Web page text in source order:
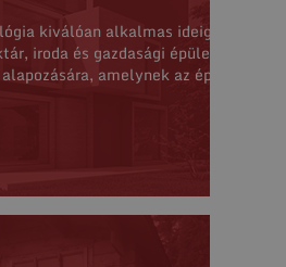
kiválóan alkalmas ideiglenes
iroda és gazdasági épületek,
amelynek az építő